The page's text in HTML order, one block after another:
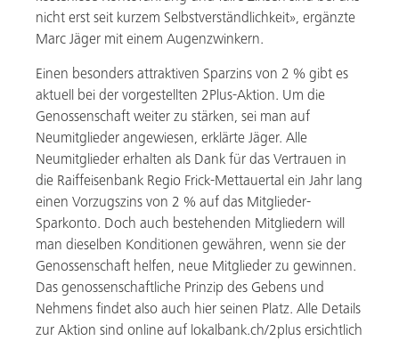
nicht erst seit kurzem Selbstverständlichkeit», ergänzte
Marc Jäger mit einem Augenzwinkern.
Einen besonders attraktiven Sparzins von 2 % gibt es
aktuell bei der vorgestellten 2Plus-Aktion. Um die
Genossenschaft weiter zu stärken, sei man auf
Neumitglieder angewiesen, erklärte Jäger. Alle
Neumitglieder erhalten als Dank für das Vertrauen in
die Raiffeisenbank Regio Frick-Mettauertal ein Jahr lang
einen Vorzugszins von 2 % auf das Mitglieder-
Sparkonto. Doch auch bestehenden Mitgliedern will
man dieselben Konditionen gewähren, wenn sie der
Genossenschaft helfen, neue Mitglieder zu gewinnen.
Das genossenschaftliche Prinzip des Gebens und
Nehmens findet also auch hier seinen Platz. Alle Details
zur Aktion sind online auf lokalbank.ch/2plus ersichtlich